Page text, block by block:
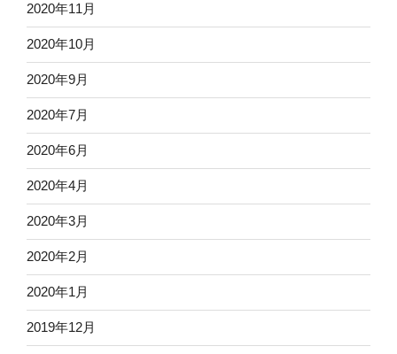
2020年11月
2020年10月
2020年9月
2020年7月
2020年6月
2020年4月
2020年3月
2020年2月
2020年1月
2019年12月